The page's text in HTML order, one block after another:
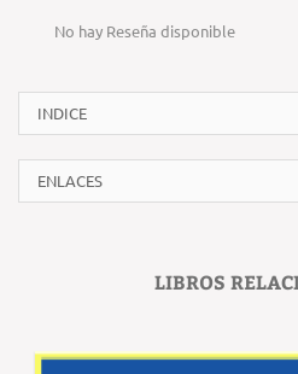
No hay Reseña disponible
INDICE
ENLACES
LIBROS